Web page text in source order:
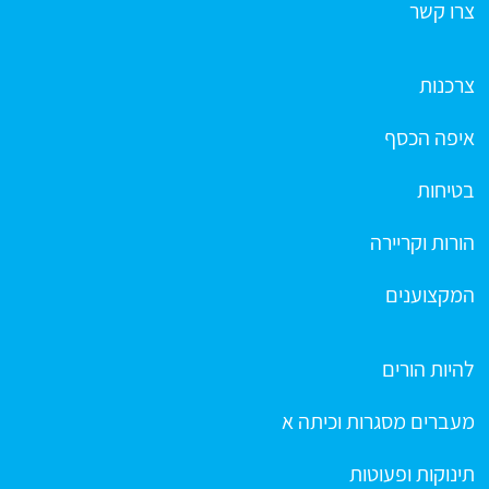
צרו קשר
צרכנות
איפה הכסף
בטיחות
הורות וקריירה
המקצוענים
להיות הורים
מעברים מסגרות וכיתה א
תינוקות ופעוטות